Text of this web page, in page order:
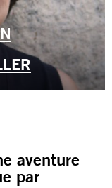
aventure
par